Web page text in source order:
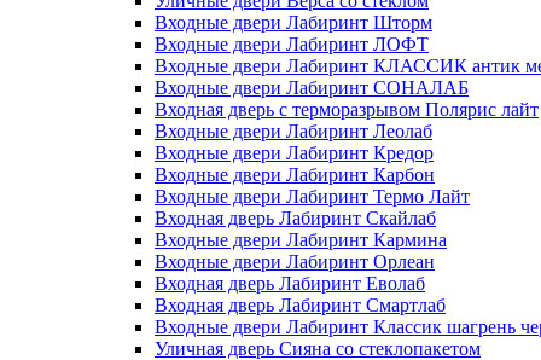
Входные двери Лабиринт Шторм
Входные двери Лабиринт ЛОФТ
Входные двери Лабиринт КЛАССИК антик
Входные двери Лабиринт СОНАЛАБ
Входная дверь с терморазрывом Полярис лайт
Входные двери Лабиринт Леолаб
Входные двери Лабиринт Кредор
Входные двери Лабиринт Карбон
Входные двери Лабиринт Термо Лайт
Входная дверь Лабиринт Скайлаб
Входные двери Лабиринт Кармина
Входные двери Лабиринт Орлеан
Входная дверь Лабиринт Еволаб
Входная дверь Лабиринт Смартлаб
Входные двери Лабиринт Классик шагрень
Уличная дверь Сияна со стеклопакетом